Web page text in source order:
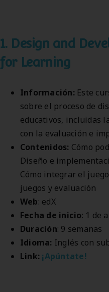
1. Design and
for Learning
Información: Este
sobre el proceso de
educativos, incluidas
con la evaluación e
Contenidos: Cómo
Diseño e
Cómo integrar el
juegos y evaluación
Web: edX
Fecha de inicio: 1 de
Duración: 9 semanas
Idioma: Inglés con
Link: ¡Apúntate!